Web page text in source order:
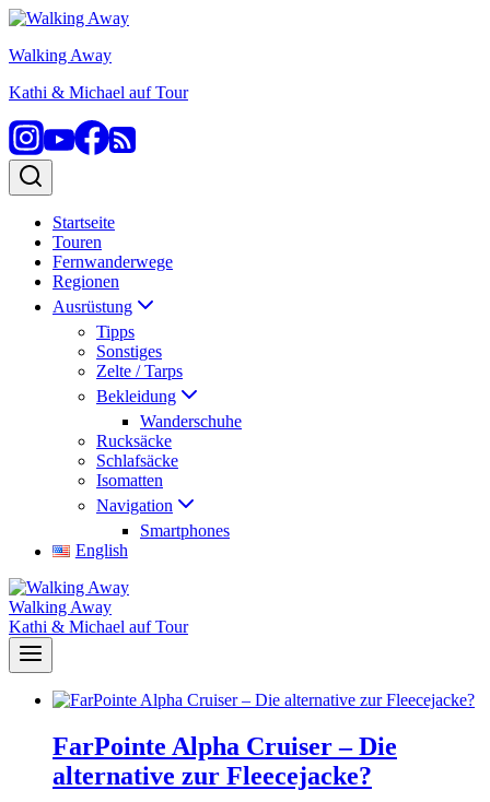
Zum
springen
Walking Away
Kathi & Michael auf Tour
Startseite
Touren
Fernwanderwege
Regionen
Ausrüstung
Tipps
Sonstiges
Zelte / Tarps
Bekleidung
Wanderschuhe
Rucksäcke
Schlafsäcke
Isomatten
Navigation
Smartphones
English
Walking Away
Kathi & Michael auf Tour
FarPointe Alpha Cruiser – Die
alternative zur Fleecejacke?